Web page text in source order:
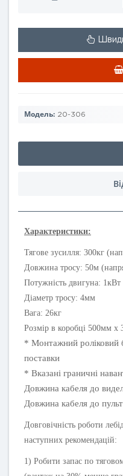
Модель: 20-306
Характеристики:
Тягове зусилля: 300кг
Довжина тросу: 50м
Потужність двигуна: 1кВт
Діаметр тросу: 4мм
Вага: 26кг
Розмір в коробці 500мм
* Монтажний роліковий
поставки
* Вказані граничні
Довжина кабеля до
Довжина кабеля до
Довговічність роботи
наступних рекомендацій:
1) Робити запас по